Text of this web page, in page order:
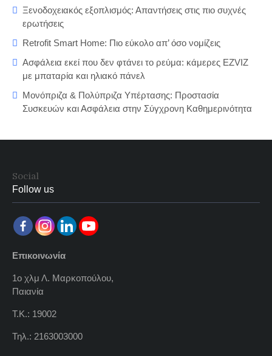
Ξενοδοχειακός εξοπλισμός: Απαντήσεις στις πιο συχνές
ερωτήσεις
Retrofit Smart Home: Πιο εύκολο απ’ όσο νομίζεις
Ασφάλεια εκεί που δεν φτάνει το ρεύμα: κάμερες EZVIZ
με μπαταρία και ηλιακό πάνελ
Μονόπριζα & Πολύπριζα Υπέρτασης: Προστασία
Συσκευών και Ασφάλεια στην Σύγχρονη Καθημερινότητα
Social
Follow us
Επικοινωνία
1ο χλμ Λ. Μαρκοπούλου,
Παιανία
Τ.Κ.: 19002
Τηλ.: 2163003000